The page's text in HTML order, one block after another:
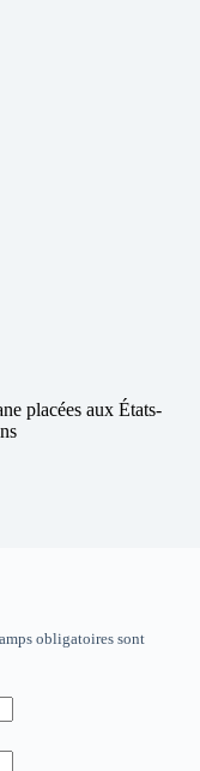
placées aux États-
obligatoires sont